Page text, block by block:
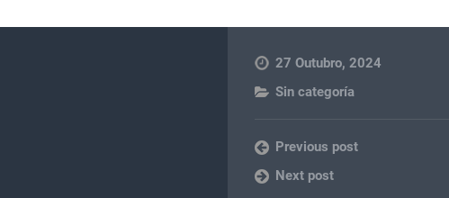
27 Outubro, 2024
Sin categoría
Previous post
Next post